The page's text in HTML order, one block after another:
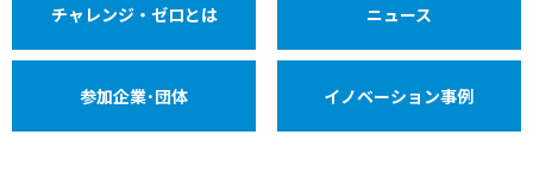
チャレンジ・ゼロとは ニュース
参加企業･団体 イノベーション事例